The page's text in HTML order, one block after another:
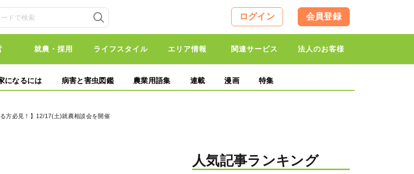
ログイン 会員登録
就農・採用 ライフスタイル エリア情報 関連サービス 法人のお客様
になるには 病害と害虫図鑑 農業用語集 連載 漫画 特集
方必見！】12/17(土)就農相談会を開催
人気記事ランキング